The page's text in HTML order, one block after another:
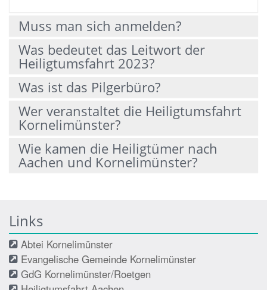
Muss man sich anmelden?
Was bedeutet das Leitwort der
Heiligtumsfahrt 2023?
Was ist das Pilgerbüro?
Wer veranstaltet die Heiligtumsfahrt
Kornelimünster?
Wie kamen die Heiligtümer nach
Aachen und Kornelimünster?
Links
Abtei Kornelimünster
Evangelische Gemeinde Kornelimünster
GdG Kornelimünster/Roetgen